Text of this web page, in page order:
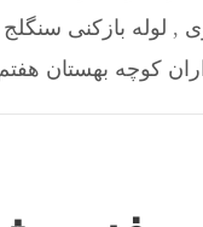
, لوله بازکنی سنگلج
کوچه بهستان